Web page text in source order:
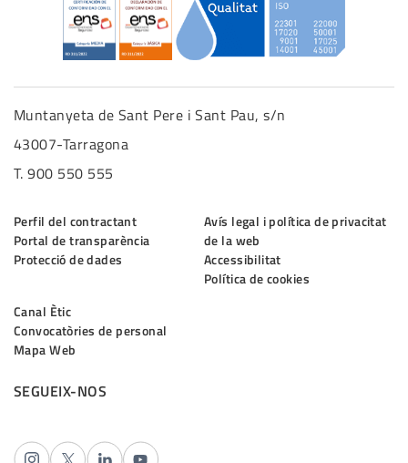
Muntanyeta de Sant Pere i Sant Pau, s/n
43007-Tarragona
T. 900 550 555
Perfil del contractant
Portal de transparència
Protecció de dades
Avís legal i política de privacitat
de la web
Accessibilitat
Política de cookies
Canal Ètic
Convocatòries de personal
Mapa Web
SEGUEIX-NOS